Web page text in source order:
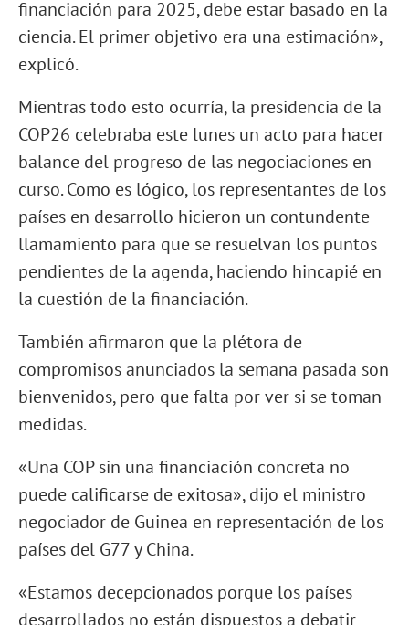
financiación para 2025, debe estar basado en la
ciencia. El primer objetivo era una estimación»,
explicó.
Mientras todo esto ocurría, la presidencia de la
COP26 celebraba este lunes un acto para hacer
balance del progreso de las negociaciones en
curso. Como es lógico, los representantes de los
países en desarrollo hicieron un contundente
llamamiento para que se resuelvan los puntos
pendientes de la agenda, haciendo hincapié en
la cuestión de la financiación.
También afirmaron que la plétora de
compromisos anunciados la semana pasada son
bienvenidos, pero que falta por ver si se toman
medidas.
«Una COP sin una financiación concreta no
puede calificarse de exitosa», dijo el ministro
negociador de Guinea en representación de los
países del G77 y China.
«Estamos decepcionados porque los países
desarrollados no están dispuestos a debatir